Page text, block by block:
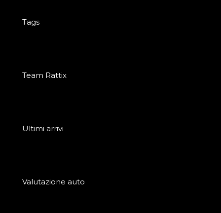
Tags
Team Rattix
Ultimi arrivi
Valutazione auto